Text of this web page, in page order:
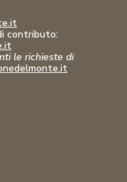
contributo:
le richieste di